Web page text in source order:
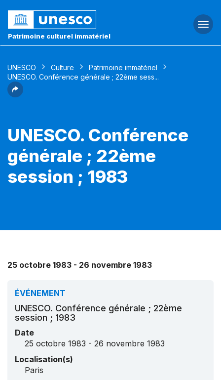
Patrimoine culturel immatériel
UNESCO Culture
Patrimoine immatériel
UNESCO. Conférence générale ; 22ème sess...
UNESCO. Conférence
générale ; 22ème
session ; 1983
25 octobre 1983 - 26 novembre 1983
ÉVÉNEMENT
UNESCO. Conférence générale ; 22ème
session ; 1983
Date
25 octobre 1983 - 26 novembre 1983
Localisation(s)
Paris